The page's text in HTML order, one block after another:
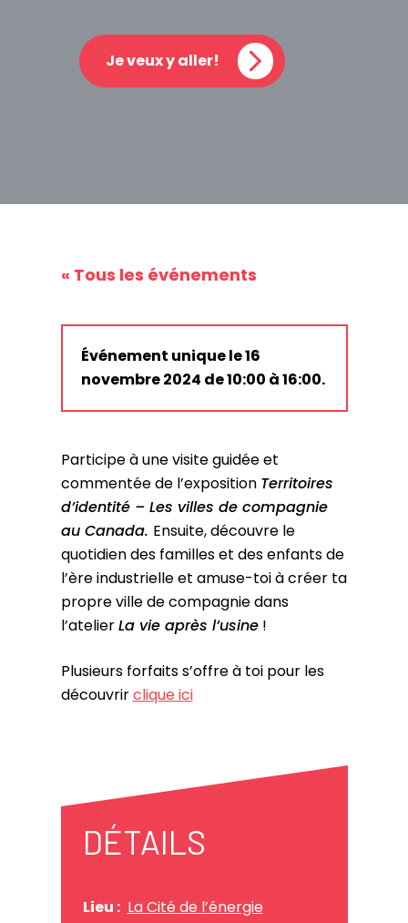
Je veux y aller!
« Tous les événements
Événement unique le 16
novembre 2024 de 10:00 à 16:00.
Participe à une visite guidée et
commentée del’exposition Territoires
d’identité – Les villes de compagnie
au Canada. Ensuite,découvre le
quotidien des familles et des enfants de
l’ère industrielleet amuse-toi à créer ta
propre ville de compagnie dans
l’atelierLa vie après l’usine!
Plusieurs forfaits s’offre à toi pour les
découvrirclique ici
DÉTAILS
Lieu : La Cité de l’énergie